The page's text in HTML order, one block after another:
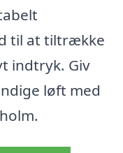
til at tiltrække
indtryk. Giv
løft med